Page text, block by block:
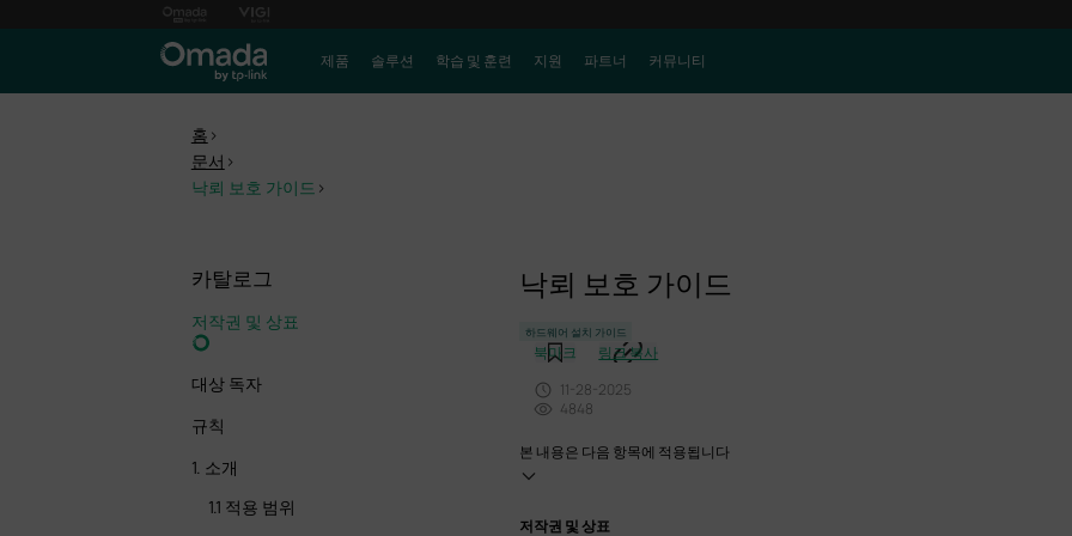
제품 솔루션 학습 및 훈련 지원 파트너 커뮤니티
홈 >
문서 >
낙뢰 보호 가이드 >
카탈로그
저작권 및 상표
대상 독자
규칙
1. 소개
1.1 적용 범위
낙뢰 보호 가이드
하드웨어 설치 가이드
북마크
링크 복사
11-28-2025
4848
본 내용은 다음 항목에 적용됩니다
저작권 및 상표